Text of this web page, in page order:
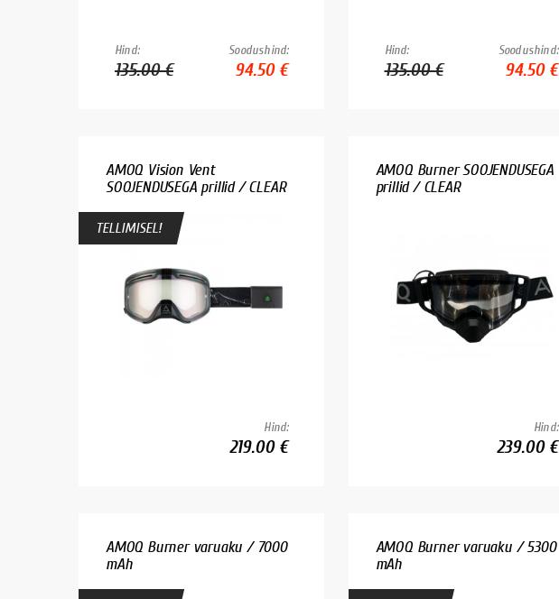
Hind:
135.00 €
Soodushind:
94.50 €
Hind:
135.00 €
Soodushind:
94.50 €
AMOQ Vision Vent
SOOJENDUSEGA prillid / CLEAR
TELLIMISEL!
Hind:
219.00 €
AMOQ Burner SOOJENDUSEGA
prillid / CLEAR
Hind:
239.00 €
AMOQ Burner varuaku / 7000
mAh
AMOQ Burner varuaku / 5300
mAh